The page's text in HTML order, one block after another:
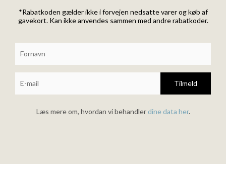
*Rabatkoden gælder ikke i forvejen nedsatte varer og køb af
gavekort. Kan ikke anvendes sammen med andre rabatkoder.
Tilmeld
Læs mere om, hvordan vi behandlerdine data her.